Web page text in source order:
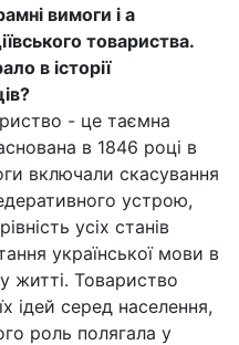
вимоги і а
товариства.
в історії
- це таємна
в 1846 році в
включали скасування
устрою,
усіх станів
української мови в
житті. Товариство
ідей серед населення,
роль полягала у